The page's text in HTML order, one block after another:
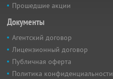
Прошедшие акции
Документы
Агентский договор
Лицензионный договор
Публичная оферта
Политика конфиденциальности